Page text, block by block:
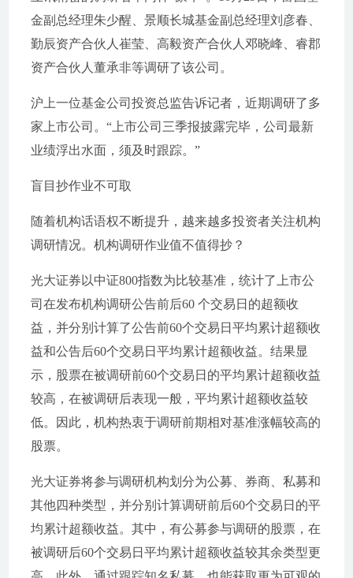
金副总经理朱少醒、景顺长城基金副总经理刘彦春、
勤辰资产合伙人崔莹、高毅资产合伙人邓晓峰、睿郡
资产合伙人董承非等调研了该公司。
沪上一位基金公司投资总监告诉记者，近期调研了多
家上市公司。“上市公司三季报披露完毕，公司最新
业绩浮出水面，须及时跟踪。”
盲目抄作业不可取
随着机构话语权不断提升，越来越多投资者关注机构
调研情况。机构调研作业值不值得抄？
光大证券以中证800指数为比较基准，统计了上市公
司在发布机构调研公告前后60 个交易日的超额收
益，并分别计算了公告前60个交易日平均累计超额收
益和公告后60个交易日平均累计超额收益。结果显
示，股票在被调研前60个交易日的平均累计超额收益
较高，在被调研后表现一般，平均累计超额收益较
低。因此，机构热衷于调研前期相对基准涨幅较高的
股票。
光大证券将参与调研机构划分为公募、券商、私募和
其他四种类型，并分别计算调研前后60个交易日的平
均累计超额收益。其中，有公募参与调研的股票，在
被调研后60个交易日平均累计超额收益较其余类型更